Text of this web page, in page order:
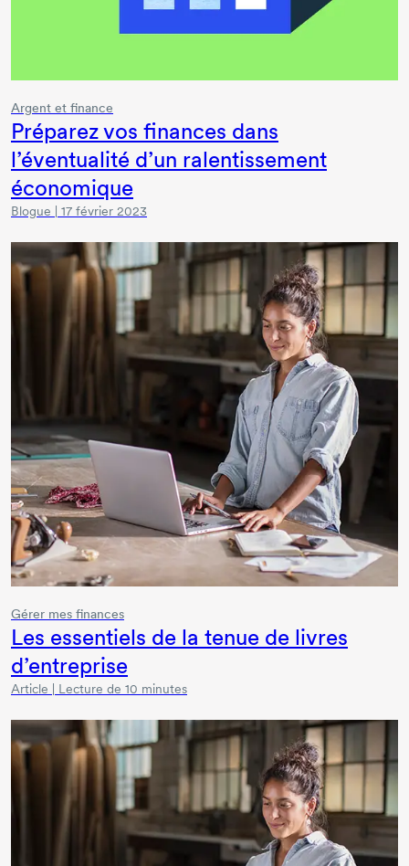
Argent et finance
Préparez vos finances dans
l’éventualité d’un ralentissement
économique
Blogue | 17 février 2023
Gérer mes finances
Les essentiels de la tenue de livres
d’entreprise
Article | Lecture de 10 minutes